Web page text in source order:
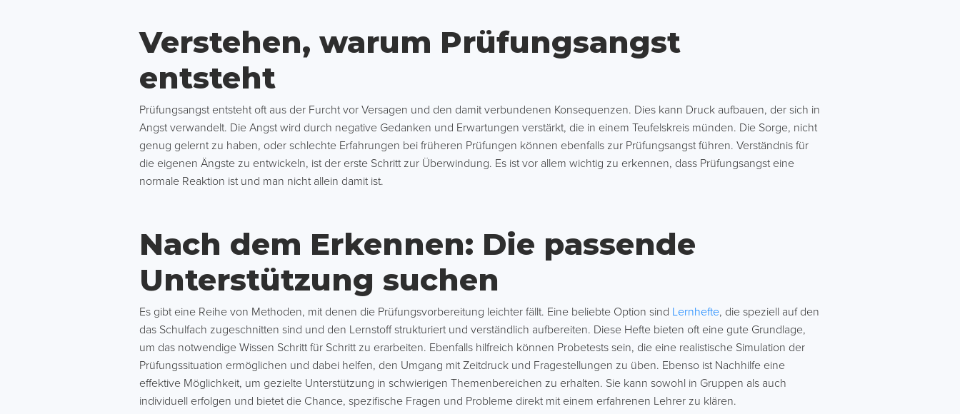
Verstehen, warum Prüfungsangst
entsteht
Prüfungsangst entsteht oft aus der Furcht vor Versagen und den damit verbundenen Konsequenzen. Dies kann Druck aufbauen, der sich in
Angst verwandelt. Die Angst wird durch negative Gedanken und Erwartungen verstärkt, die in einem Teufelskreis münden. Die Sorge, nicht
genug gelernt zu haben, oder schlechte Erfahrungen bei früheren Prüfungen können ebenfalls zur Prüfungsangst führen. Verständnis für
die eigenen Ängste zu entwickeln, ist der erste Schritt zur Überwindung. Es ist vor allem wichtig zu erkennen, dass Prüfungsangst eine
normale Reaktion ist und man nicht allein damit ist.
Nach dem Erkennen: Die passende
Unterstützung suchen
Es gibt eine Reihe von Methoden, mit denen die Prüfungsvorbereitung leichter fällt. Eine beliebte Option sind Lernhefte, die speziell auf den
das Schulfach zugeschnitten sind und den Lernstoff strukturiert und verständlich aufbereiten. Diese Hefte bieten oft eine gute Grundlage,
um das notwendige Wissen Schritt für Schritt zu erarbeiten. Ebenfalls hilfreich können Probetests sein, die eine realistische Simulation der
Prüfungssituation ermöglichen und dabei helfen, den Umgang mit Zeitdruck und Fragestellungen zu üben. Ebenso ist Nachhilfe eine
effektive Möglichkeit, um gezielte Unterstützung in schwierigen Themenbereichen zu erhalten. Sie kann sowohl in Gruppen als auch
individuell erfolgen und bietet die Chance, spezifische Fragen und Probleme direkt mit einem erfahrenen Lehrer zu klären.